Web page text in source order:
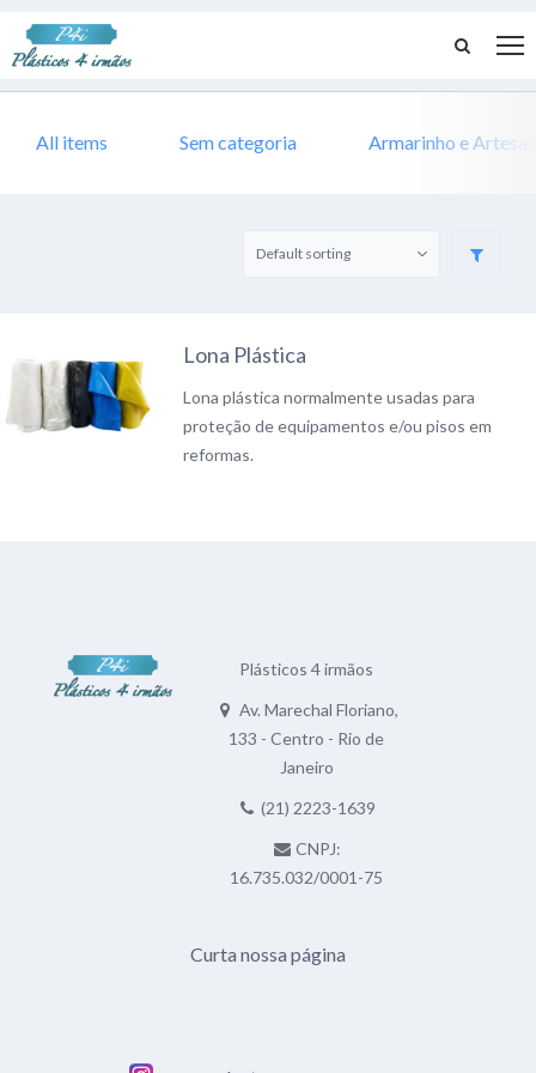
All items Sem categoria Armarinho e
Lona Plástica
Lona plástica normalmente usadas para
proteção de equipamentos e/ou pisos em
reformas.
Plásticos 4 irmãos
Av. Marechal Floriano,
133 - Centro - Rio de
Janeiro
(21) 2223-1639
CNPJ:
16.735.032/0001-75
Curta nossa página